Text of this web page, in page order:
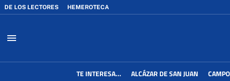
DE LOS LECTORES HEMEROTECA
menu
TE INTERESA... ALCÁZAR DE SAN JUAN